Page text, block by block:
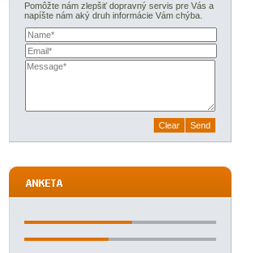
Pomôžte nám zlepšiť dopravný servis pre Vás a
napíšte nám aký druh informácie Vám chýba.